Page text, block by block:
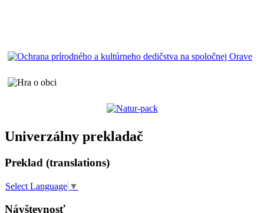
Univerzálny prekladač
Preklad (translations)
Select Language ▼
Návštevnosť